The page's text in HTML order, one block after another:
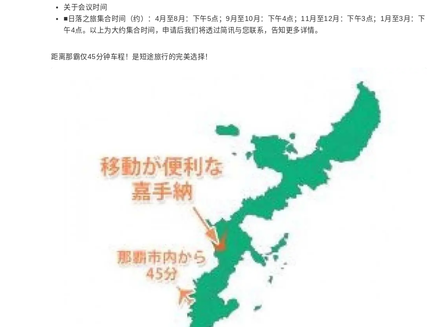
关于会议时间
■日落之旅集合时间（约）：4月至8月：下午5点；9月至10月：下午4点；11月至12月：下午3点；1月至3月：下
午4点。以上为大约集合时间，申请后我们将透过简讯与您联系，告知更多详情。
距离那霸仅45分钟车程！是短途旅行的完美选择！